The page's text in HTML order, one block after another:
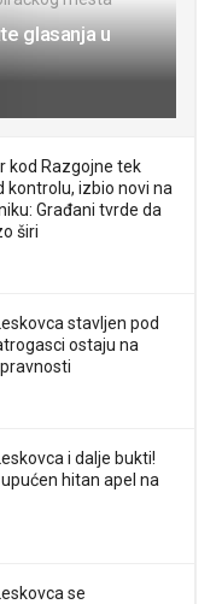
glasanja u
kod Razgojne tek
kontrolu, izbio novi na
Građani tvrde da
širi
stavljen pod
ostaju na
i dalje bukti!
hitan apel na
se